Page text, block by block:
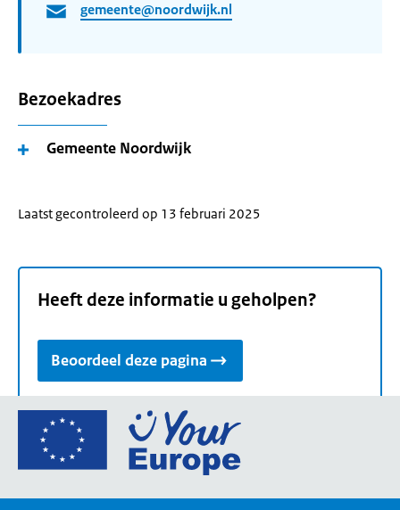
gemeente@noordwijk.nl
Bezoekadres
Gemeente Noordwijk
Laatst gecontroleerd op 13 februari 2025
Heeft deze informatie u geholpen?
Beoordeel deze pagina
Ga
de